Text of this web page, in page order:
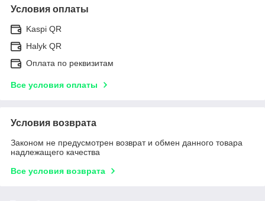
Условия оплаты
Kaspi QR
Halyk QR
Оплата по реквизитам
Все условия оплаты
Условия возврата
Законом не предусмотрен возврат и обмен данного товара
надлежащего качества
Все условия возврата